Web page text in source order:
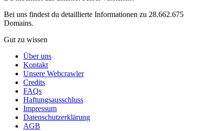
Bei uns findest du detaillierte Informationen zu 28.662.675
Domains.
Gut zu wissen
Über uns
Kontakt
Unsere Webcrawler
Credits
FAQs
Haftungsausschluss
Impressum
Datenschutzerklärung
AGB